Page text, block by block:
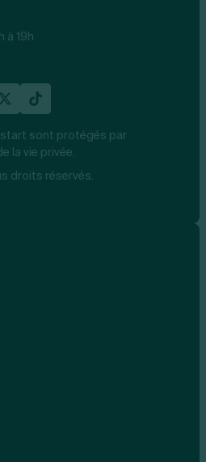
à 19h
sont protégés par
la vie privée.
droits réservés.